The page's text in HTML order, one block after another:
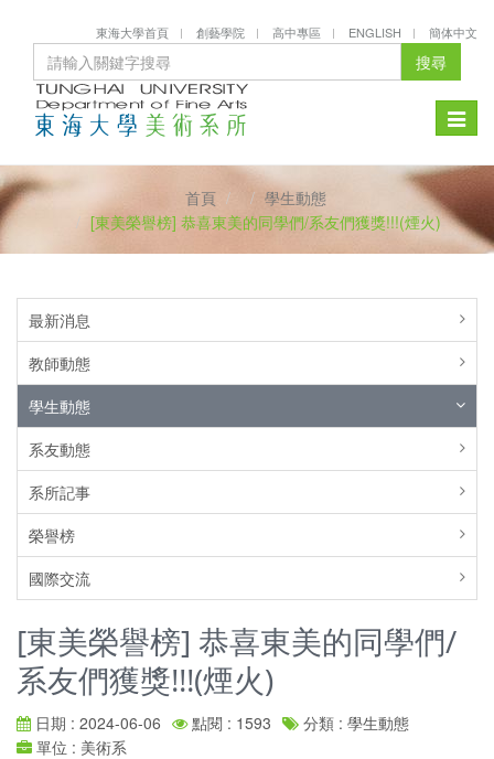
東海大學首頁 創藝學院 高中專區 ENGLISH 簡体中文
搜尋
Toggle
首頁
學生動態
[東美榮譽榜] 恭喜東美的同學們/系友們獲獎!!!(煙火)
最新消息
教師動態
學生動態
系友動態
系所記事
榮譽榜
國際交流
[東美榮譽榜] 恭喜東美的同學們/
系友們獲獎!!!(煙火)
日期 : 2024-06-06 點閱 : 1593
分類 : 學生動態
單位 : 美術系